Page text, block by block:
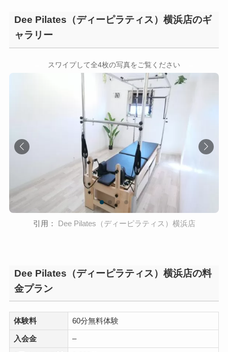
Dee Pilates（ディーピラティス）横浜店のギ
ャラリー
スワイプして全4枚の写真をご覧ください
引用： Dee Pilates（ディーピラティス）横浜店
Dee Pilates（ディーピラティス）横浜店の料
金プラン
体験料 60分無料体験
入会金 –